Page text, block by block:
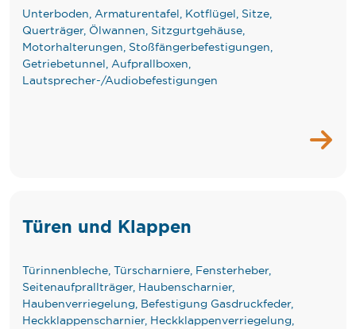
Unterboden, Armaturentafel, Kotflügel, Sitze,
Querträger, Ölwannen, Sitzgurtgehäuse,
Motorhalterungen, Stoßfängerbefestigungen,
Getriebetunnel, Aufprallboxen,
Lautsprecher-/Audiobefestigungen
Türen und Klappen
Türinnenbleche, Türscharniere, Fensterheber,
Seitenaufprallträger, Haubenscharnier,
Haubenverriegelung, Befestigung Gasdruckfeder,
Heckklappenscharnier, Heckklappenverriegelung,